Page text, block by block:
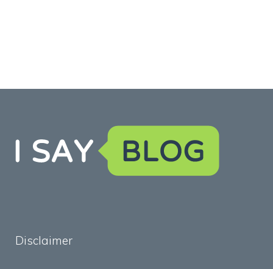
Disclaimer